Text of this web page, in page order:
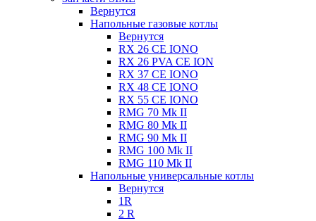
Вернутся
Напольные газовые котлы
Вернутся
RX 26 CE IONO
RX 26 PVA CE ION
RX 37 CE IONO
RX 48 CE IONO
RX 55 CE IONO
RMG 70 Mk II
RMG 80 Mk II
RMG 90 Mk II
RMG 100 Mk II
RMG 110 Mk II
Напольные универсальные котлы
Вернутся
1R
2 R